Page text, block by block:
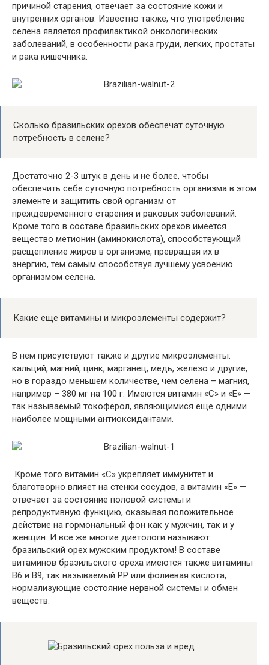
причиной старения, отвечает за состояние кожи и
внутренних органов. Известно также, что употребление
селена является профилактикой онкологических
заболеваний, в особенности рака груди, легких, простаты
и рака кишечника.
Сколько бразильских орехов обеспечат суточную
потребность в селене?
Достаточно 2-3 штук в день и не более, чтобы
обеспечить себе суточную потребность организма в этом
элементе и защитить свой организм от
преждевременного старения и раковых заболеваний.
Кроме того в составе бразильских орехов имеется
вещество метионин (аминокислота), способствующий
расщепление жиров в организме, превращая их в
энергию, тем самым способствуя лучшему усвоению
организмом селена.
Какие еще витамины и микроэлементы содержит?
В нем присутствуют также и другие микроэлементы:
кальций, магний, цинк, марганец, медь, железо и другие,
но в гораздо меньшем количестве, чем селена – магния,
например – 380 мг на 100 г. Имеются витамин «C» и «Е» —
так называемый токоферол, являющимися еще одними
наиболее мощными антиоксидантами.
Кроме того витамин «С» укрепляет иммунитет и
благотворно влияет на стенки сосудов, а витамин «Е» —
отвечает за состояние половой системы и
репродуктивную функцию, оказывая положительное
действие на гормональный фон как у мужчин, так и у
женщин. И все же многие диетологи называют
бразильский орех мужским продуктом! В составе
витаминов бразильского ореха имеются также витамины
В6 и В9, так называемый РР или фолиевая кислота,
нормализующие состояние нервной системы и обмен
веществ.